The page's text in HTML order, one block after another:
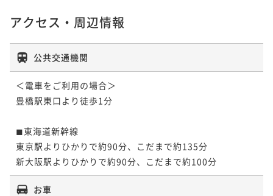
アクセス・周辺情報
公共交通機関
＜電車をご利用の場合＞
豊橋駅東口より徒歩1分
◼︎東海道新幹線
東京駅よりひかりで約90分、こだまで約135分
お車